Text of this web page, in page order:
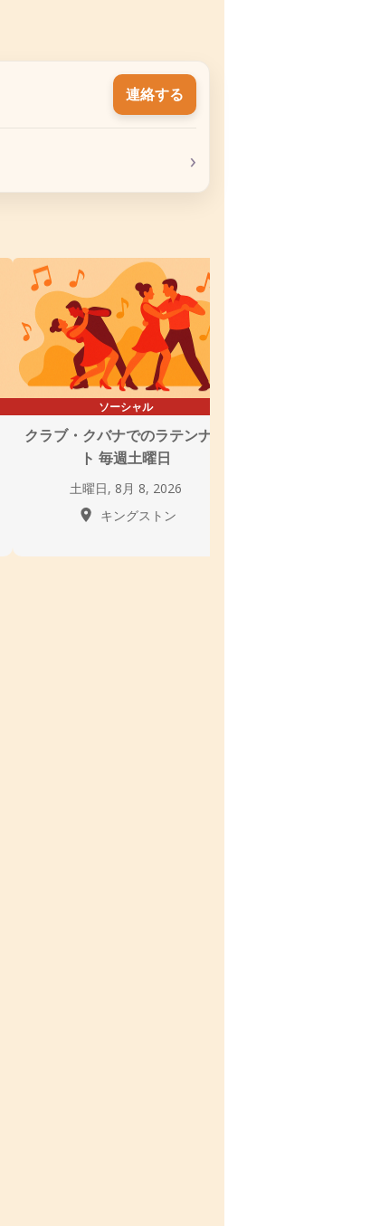
連絡する
›
ソーシャル
クラブ・クバナでのラテンナイ
ト 毎週土曜日
土曜日, 8月 8, 2026
キングストン